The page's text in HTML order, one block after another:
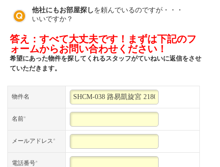
他社にもお部屋探しを頼んでいるのですが・・・
いいですか？
答え：すべて大丈夫です！まずは下記のフ
ォームからお問い合わせください！
希望にあった物件を探してくれるスタッフがていねいに返信をさせ
ていただきます。
物件名
名前*
メールアドレス*
電話番号*